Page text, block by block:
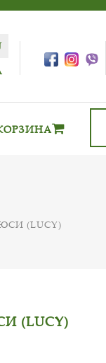
(LUCY)
(LUCY)